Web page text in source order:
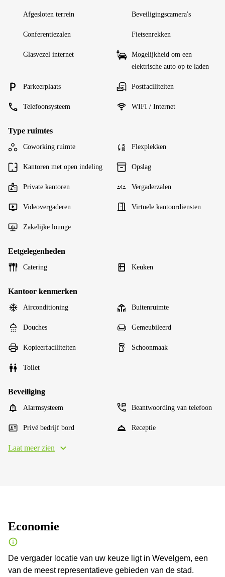
Afgesloten terrein Beveiligingscamera's
Conferentiezalen Fietsenrekken
Glasvezel internet
Mogelijkheid om een
elektrische auto op te laden
Parkeerplaats Postfaciliteiten
Telefoonsysteem WIFI / Internet
Type ruimtes
Coworking ruimte Flexplekken
Kantoren met open indeling Opslag
Private kantoren Vergaderzalen
Videovergaderen Virtuele kantoordiensten
Zakelijke lounge
Eetgelegenheden
Catering Keuken
Kantoor kenmerken
Airconditioning Buitenruimte
Douches Gemeubileerd
Kopieerfaciliteiten Schoonmaak
Toilet
Beveiliging
Alarmsysteem Beantwoording van telefoon
Privé bedrijf bord Receptie
Laat meer zien
Economie
De vergader locatie van uw keuze ligt in Wevelgem, een
van de meest representatieve gebieden van de stad.